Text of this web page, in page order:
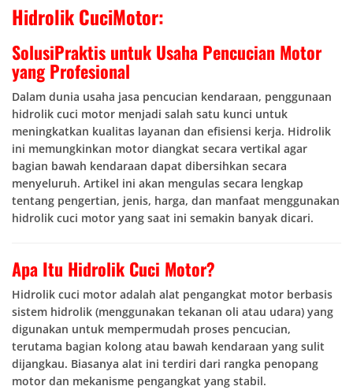
Hidrolik CuciMotor:
SolusiPraktis untuk Usaha Pencucian Motor
yang Profesional
Dalam dunia usaha jasa pencucian kendaraan, penggunaan
hidrolik cuci motor menjadi salah satu kunci untuk
meningkatkan kualitas layanan dan efisiensi kerja. Hidrolik
ini memungkinkan motor diangkat secara vertikal agar
bagian bawah kendaraan dapat dibersihkan secara
menyeluruh. Artikel ini akan mengulas secara lengkap
tentang pengertian, jenis, harga, dan manfaat menggunakan
hidrolik cuci motor yang saat ini semakin banyak dicari.
Apa Itu Hidrolik Cuci Motor?
Hidrolik cuci motor adalah alat pengangkat motor berbasis
sistem hidrolik (menggunakan tekanan oli atau udara) yang
digunakan untuk mempermudah proses pencucian,
terutama bagian kolong atau bawah kendaraan yang sulit
dijangkau. Biasanya alat ini terdiri dari rangka penopang
motor dan mekanisme pengangkat yang stabil.